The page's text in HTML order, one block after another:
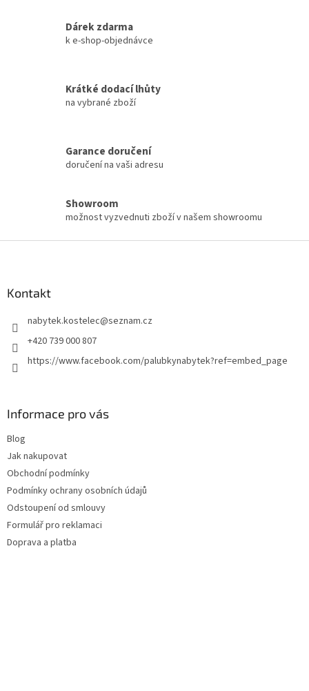
s
u
Dárek zdarma
k e-shop-objednávce
Krátké dodací lhůty
na vybrané zboží
Garance doručení
doručení na vaši adresu
Showroom
možnost vyzvednuti zboží v našem showroomu
Kontakt
nabytek.kostelec@seznam.cz
+420 739 000 807
https://www.facebook.com/palubkynabytek?ref=embed_page
Informace pro vás
Blog
Jak nakupovat
Obchodní podmínky
Podmínky ochrany osobních údajů
Odstoupení od smlouvy
Formulář pro reklamaci
Doprava a platba